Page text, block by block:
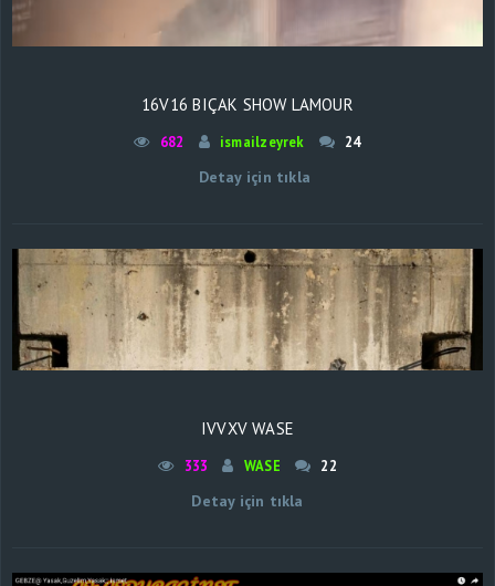
16V16 BIÇAK SHOW LAMOUR
682 ismailzeyrek 24
Detay için tıkla
IVVXV WASE
333 WASE 22
Detay için tıkla